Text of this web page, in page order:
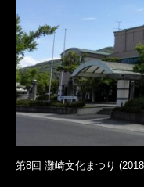
第8回 灘崎文化まつり